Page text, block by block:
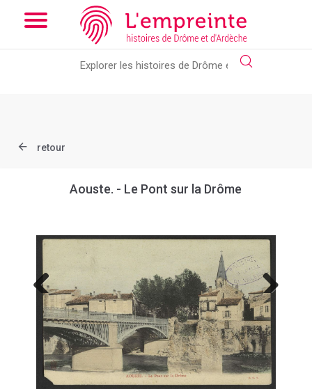
Array ( [slug] => document [ref] => B263626101_CP141 )
the new slick-theme.css if you want the default styling
retour
Aouste. - Le Pont sur la Drôme
Previous Next